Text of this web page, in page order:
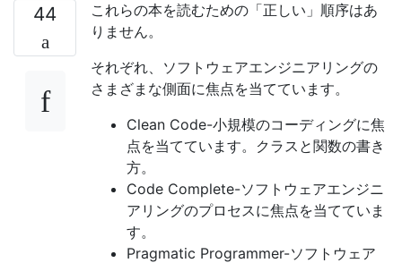
44
これらの本を読むための「正しい」順序はあ
りません。
それぞれ、ソフトウェアエンジニアリングの
さまざまな側面に焦点を当てています。
Clean Code-小規模のコーディングに焦
点を当てています。クラスと関数の書き
方。
Code Complete-ソフトウェアエンジニ
アリングのプロセスに焦点を当てていま
す。
Pragmatic Programmer-ソフトウェア